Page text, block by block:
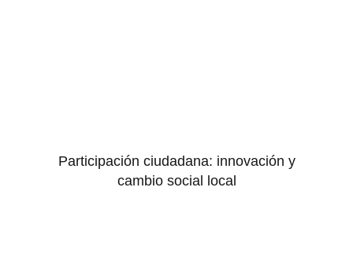
Participación ciudadana: innovación y
cambio social local